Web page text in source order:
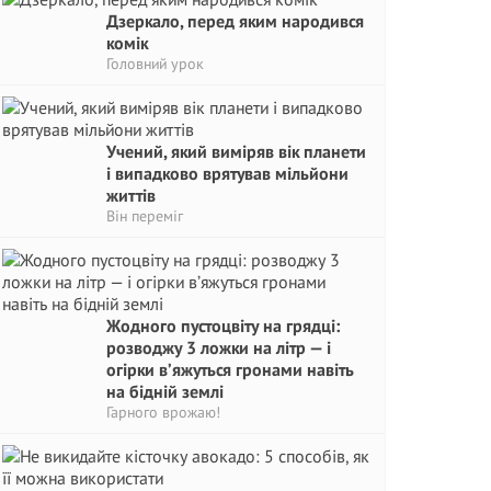
Дзеркало, перед яким народився
комік
Головний урок
Учений, який виміряв вік планети
і випадково врятував мільйони
життів
Він переміг
Жодного пустоцвіту на грядці:
розводжу 3 ложки на літр — і
огірки в’яжуться гронами навіть
на бідній землі
Гарного врожаю!